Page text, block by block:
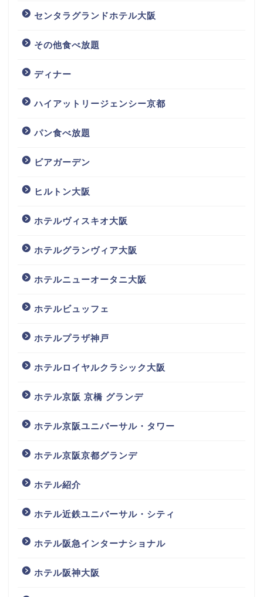
センタラグランドホテル大阪
その他食べ放題
ディナー
ハイアットリージェンシー京都
パン食べ放題
ビアガーデン
ヒルトン大阪
ホテルヴィスキオ大阪
ホテルグランヴィア大阪
ホテルニューオータニ大阪
ホテルビュッフェ
ホテルプラザ神戸
ホテルロイヤルクラシック大阪
ホテル京阪 京橋 グランデ
ホテル京阪ユニバーサル・タワー
ホテル京阪京都グランデ
ホテル紹介
ホテル近鉄ユニバーサル・シティ
ホテル阪急インターナショナル
ホテル阪神大阪